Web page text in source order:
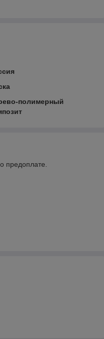
полимерный
предоплате.